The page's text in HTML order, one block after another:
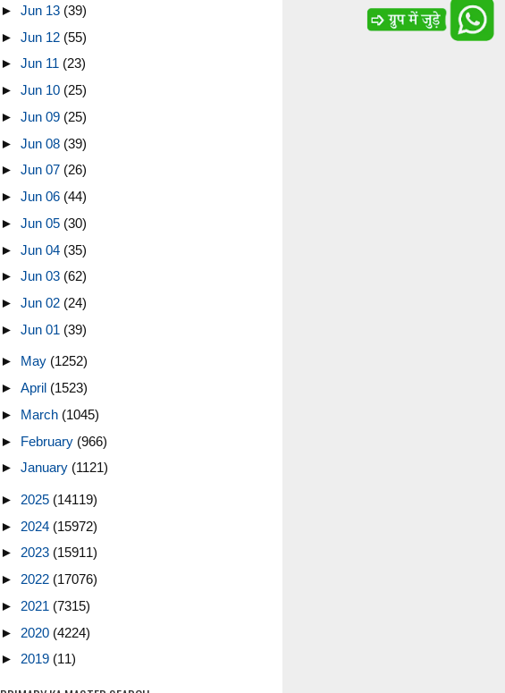
► Jun 13 (39)
► Jun 12 (55)
► Jun 11 (23)
► Jun 10 (25)
► Jun 09 (25)
► Jun 08 (39)
► Jun 07 (26)
► Jun 06 (44)
► Jun 05 (30)
► Jun 04 (35)
► Jun 03 (62)
► Jun 02 (24)
► Jun 01 (39)
► May (1252)
► April (1523)
► March (1045)
► February (966)
► January (1121)
► 2025 (14119)
► 2024 (15972)
► 2023 (15911)
► 2022 (17076)
► 2021 (7315)
► 2020 (4224)
► 2019 (11)